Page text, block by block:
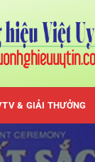
& GIẢI THƯỞNG